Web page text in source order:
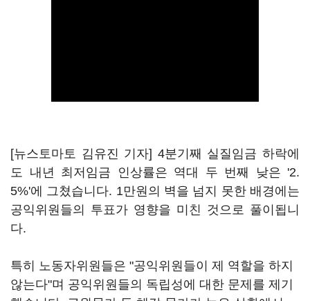
[뉴스토마토 김유진 기자] 4분기째 실질임금 하락에
도 내년 최저임금 인상률은 역대 두 번째 낮은 '2.
5%'에 그쳤습니다. 1만원의 벽을 넘지 못한 배경에는
공익위원들의 투표가 영향을 미친 것으로 풀이됩니
다.
특히 노동자위원들은 "공익위원들이 제 역할을 하지
않는다"며 공익위원들의 독립성에 대한 문제를 제기